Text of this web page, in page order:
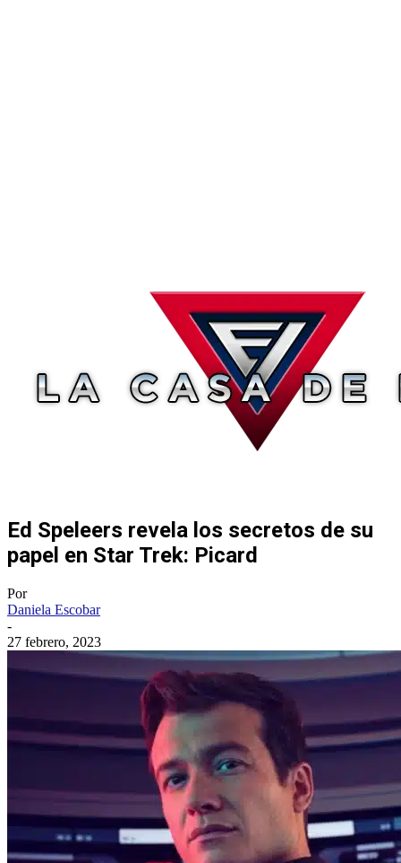
Ed Speleers revela los secretos de su
papel en Star Trek: Picard
Por
Daniela Escobar
-
27 febrero, 2023